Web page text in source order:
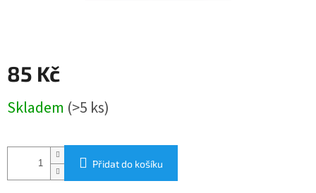
85 Kč
cena:
Skladem (>5 ks)
Přidat do košíku